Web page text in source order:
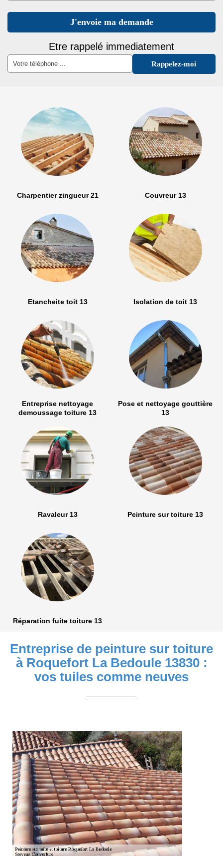
Etre rappelé immediatement
Charpentier zingueur 21 Couvreur 13
Etancheite toit 13 Isolation de toit 13
Entreprise nettoyage
demoussage toiture 13
Pose et nettoyage gouttière
13
Ravaleur 13 Peinture sur toiture 13
Réparation fuite toiture 13
Entreprise de peinture sur toiture
à Roquefort La Bedoule 13830 :
vos tuiles comme neuves